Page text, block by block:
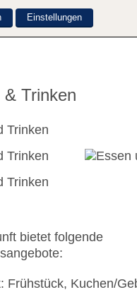
April - September;
Indoor, Outdoor,
Liegen,
WiFi, im
an der Rezeption/in
in der Bar: ohne
TUI Card / VISA,
erlaubt
Weitere
& Trinken
bietet folgende
Frühstück, Kuchen/
Einstellungen